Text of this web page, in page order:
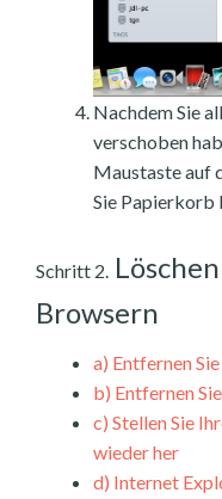
Nachdem Sie
verschoben
Maustaste auf
Sie Papierkorb
Schritt 2.
Browsern
a) Entfernen
b) Entfernen
c) Stellen Sie
wieder her
d) Internet